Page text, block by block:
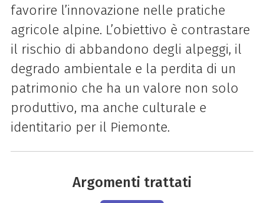
favorire l’innovazione nelle pratiche
agricole alpine. L’obiettivo è contrastare
il rischio di abbandono degli alpeggi, il
degrado ambientale e la perdita di un
patrimonio che ha un valore non solo
produttivo, ma anche culturale e
identitario per il Piemonte.
Argomenti trattati